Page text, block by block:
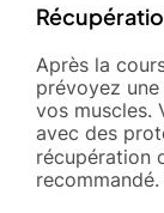
Après la
prévoyez
vos muscles.
avec des
récupération
recommandé.